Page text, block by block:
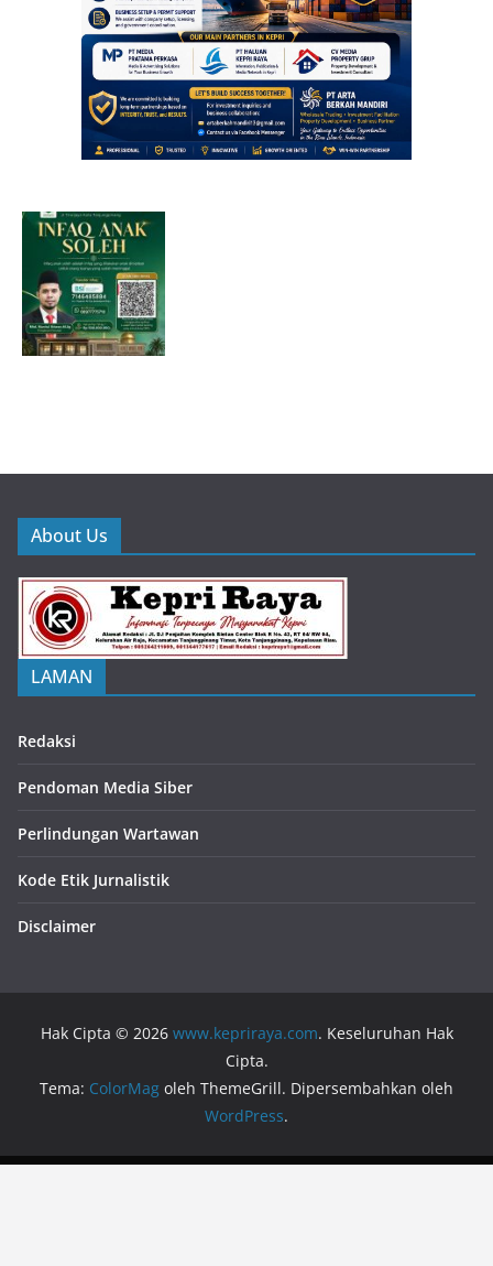
About Us
LAMAN
Redaksi
Pendoman Media Siber
Perlindungan Wartawan
Kode Etik Jurnalistik
Disclaimer
Hak Cipta © 2026 www.kepriraya.com. Keseluruhan Hak
Cipta.
Tema: ColorMag oleh ThemeGrill. Dipersembahkan oleh
WordPress.